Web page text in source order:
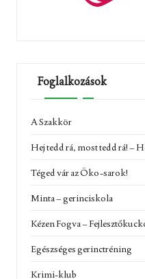
Foglalkozások
A Szakkör
Hej tedd rá, most tedd rá! –
Téged vár az Öko-sarok!
Minta – gerinciskola
Kézen Fogva –
Egészséges gerinctréning
Krimi-klub